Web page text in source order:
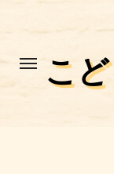
こ